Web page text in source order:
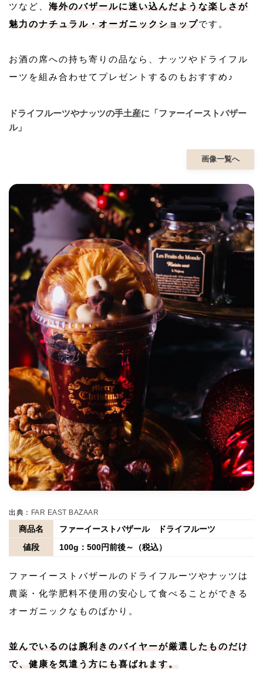
ツなど、 海外のバザールに迷い込んだような楽しさが
魅力のナチュラル・オーガニックショップです。
お酒の席への持ち寄りの品なら、ナッツやドライフル
ーツを組み合わせてプレゼントするのもおすすめ♪
ドライフルーツやナッツの手土産に「ファーイーストバザー
ル」
画像一覧へ
出典： FAR EAST BAZAAR
商品名
ファーイーストバザール ドライフルーツ
値段
100g：500円前後～（税込）
ファーイーストバザールのドライフルーツやナッツは
農薬・化学肥料不使用の安心して食べることができる
オーガニックなものばかり。
並んでいるのは腕利きのバイヤーが厳選したものだけ
で、健康を気遣う方にも喜ばれます。